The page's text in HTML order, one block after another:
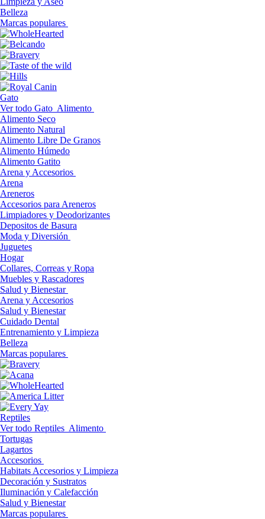
Belleza
Marcas populares
Gato
Ver todo Gato Alimento
Alimento Seco
Alimento Natural
Alimento Libre De Granos
Alimento Húmedo
Alimento Gatito
Arena y Accesorios
Arena
Areneros
Accesorios para Areneros
Limpiadores y Deodorizantes
Depositos de Basura
Moda y Diversión
Juguetes
Hogar
Collares, Correas y Ropa
Muebles y Rascadores
Salud y Bienestar
Arena y Accesorios
Salud y Bienestar
Cuidado Dental
Entrenamiento y Limpieza
Belleza
Marcas populares
Reptiles
Ver todo Reptiles Alimento
Tortugas
Lagartos
Accesorios
Habitats Accesorios y Limpieza
Decoración y Sustratos
Iluminación y Calefacción
Salud y Bienestar
Marcas populares